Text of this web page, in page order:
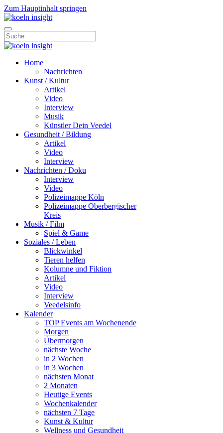
Zum Hauptinhalt springen
Home
Nachrichten
Kunst / Kultur
Artikel
Video
Interview
Musik
Künstler Dein Veedel
Gesundheit / Bildung
Artikel
Video
Interview
Nachrichten / Doku
Interview
Video
Polizeimappe Köln
Polizeimappe Oberbergischer
Kreis
Musik / Film
Spiel & Game
Soziales / Leben
Blickwinkel
Tieren helfen
Kolumne und Fiktion
Artikel
Video
Interview
Veedelsinfo
Kalender
TOP Events am Wochenende
Morgen
Übermorgen
nächste Woche
in 2 Wochen
in 3 Wochen
nächsten Monat
2 Monaten
Heutige Events
Wochenkalender
nächsten 7 Tage
Kunst & Kultur
Wellness und Gesundheit